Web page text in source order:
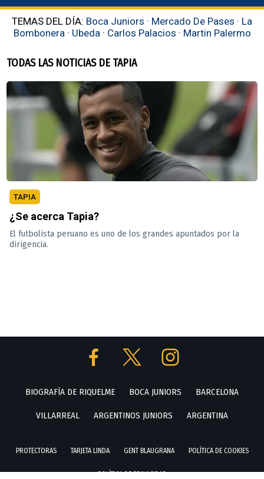
TEMAS DEL DÍA: Boca Juniors · Mercado De Pases · La
Bombonera · Ubeda · Carlos Palacios · Martin Palermo
TODAS LAS NOTICIAS DE TAPIA
TAPIA
¿Se acerca Tapia?
El futbolista peruano es uno de los grandes apuntados por la
dirigencia.
BIOGRAFÍA DE RIQUELME BOCA JUNIORS BARCELONA
VILLARREAL ARGENTINOS JUNIORS ARGENTINA
PROTECTORAS TARJETA LINDA GENT BLAUGRANA POLÍTICA DE COOKIES
POLÍTICA DE PRIVACIDAD